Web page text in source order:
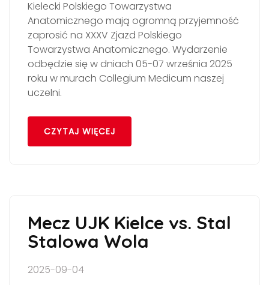
Kielecki Polskiego Towarzystwa
Anatomicznego mają ogromną przyjemność
zaprosić na XXXV Zjazd Polskiego
Towarzystwa Anatomicznego. Wydarzenie
odbędzie się w dniach 05-07 września 2025
roku w murach Collegium Medicum naszej
uczelni.
CZYTAJ WIĘCEJ
Mecz UJK Kielce vs. Stal
Stalowa Wola
2025-09-04